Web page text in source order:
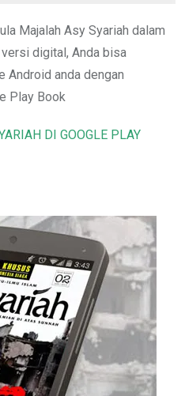
Majalah Asy Syariah dalam
digital, Anda bisa
Android anda dengan
Play Book
DI GOOGLE PLAY